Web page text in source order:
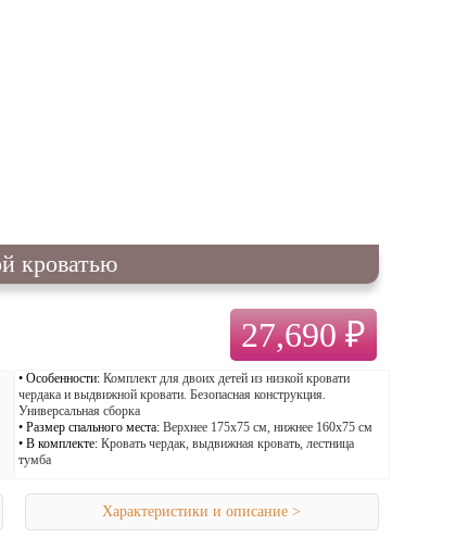
кроватью
Особенности: Комплект для двоих детей из низкой кровати
чердака и выдвижной кровати. Безопасная конструкция.
Универсальная сборка
Размер спального места: Верхнее 175х75 см, нижнее 160х75 см
В комплекте: Кровать чердак, выдвижная кровать, лестница
тумба
Характеристики и описание >
27,690 ₽